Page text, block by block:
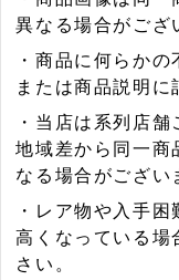
異なる場合がござ
・商品に何らか
または商品説明に
・当店は系列店
地域差から同一商
なる場合がござい
・レア物や入手
高くなっている場
さい。